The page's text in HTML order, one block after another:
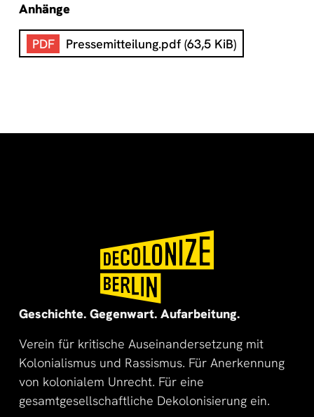
Anhänge
Pressemitteilung.pdf(63,5 KiB)
🌍
🌞
Geschichte. Gegenwart. Aufarbeitung.
Verein für kritische Auseinandersetzung mit
Kolonialismus und Rassismus. Für Anerkennung
von kolonialem Unrecht. Für eine
gesamtgesellschaftliche Dekolonisierung ein.